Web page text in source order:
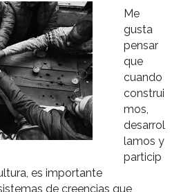
Me
gusta
pensar
que
cuando
construi
mos,
desarrol
lamos y
particip
es importante
de creencias que